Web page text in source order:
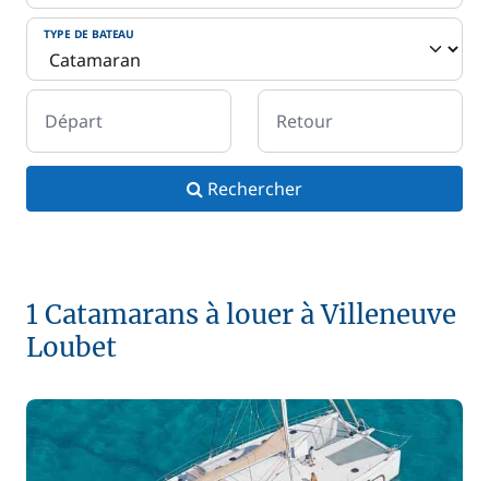
TYPE DE BATEAU
Départ Retour
Rechercher
1 Catamarans à louer à Villeneuve
Loubet